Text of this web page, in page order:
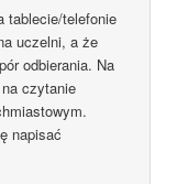
tablecie/telefonie
uczelni, a że
odbierania. Na
czytanie
napisać